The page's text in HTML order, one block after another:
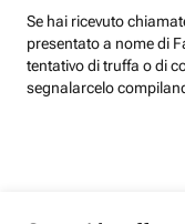
Se hai ricevuto
presentato a nome di
tentativo di truffa o di
segnalarcelo